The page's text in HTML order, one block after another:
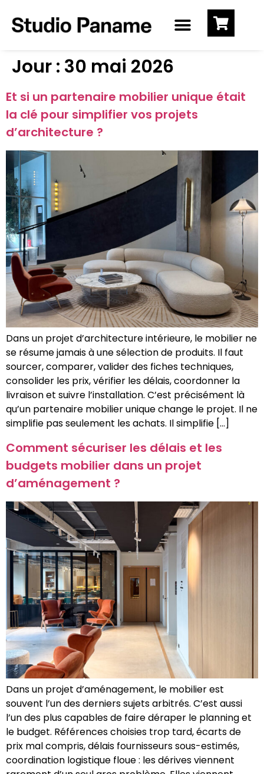
Jour : 30 mai 2026
Et si un partenaire mobilier unique était
la clé pour simplifier vos projets
d’architecture ?
Dans un projet d’architecture intérieure, le mobilier ne
se résume jamais à une sélection de produits. Il faut
sourcer, comparer, valider des fiches techniques,
consolider les prix, vérifier les délais, coordonner la
livraison et suivre l’installation. C’est précisément là
qu’un partenaire mobilier unique change le projet. Il ne
simplifie pas seulement les achats. Il simplifie […]
Comment sécuriser les délais et les
budgets mobilier dans un projet
d’aménagement ?
Dans un projet d’aménagement, le mobilier est
souvent l’un des derniers sujets arbitrés. C’est aussi
l’un des plus capables de faire déraper le planning et
le budget. Références choisies trop tard, écarts de
prix mal compris, délais fournisseurs sous-estimés,
coordination logistique floue : les dérives viennent